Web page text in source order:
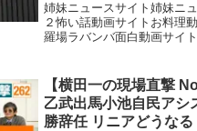
姉妹ニュースサイト姉妹ニ
２怖い話動画サイトお料理
羅場ラバンバ面白動画サイ
up anyway, eat it up” — this
【横田一の現場直撃
乙武出馬小池自民アシ
勝辞任 リニアどうな